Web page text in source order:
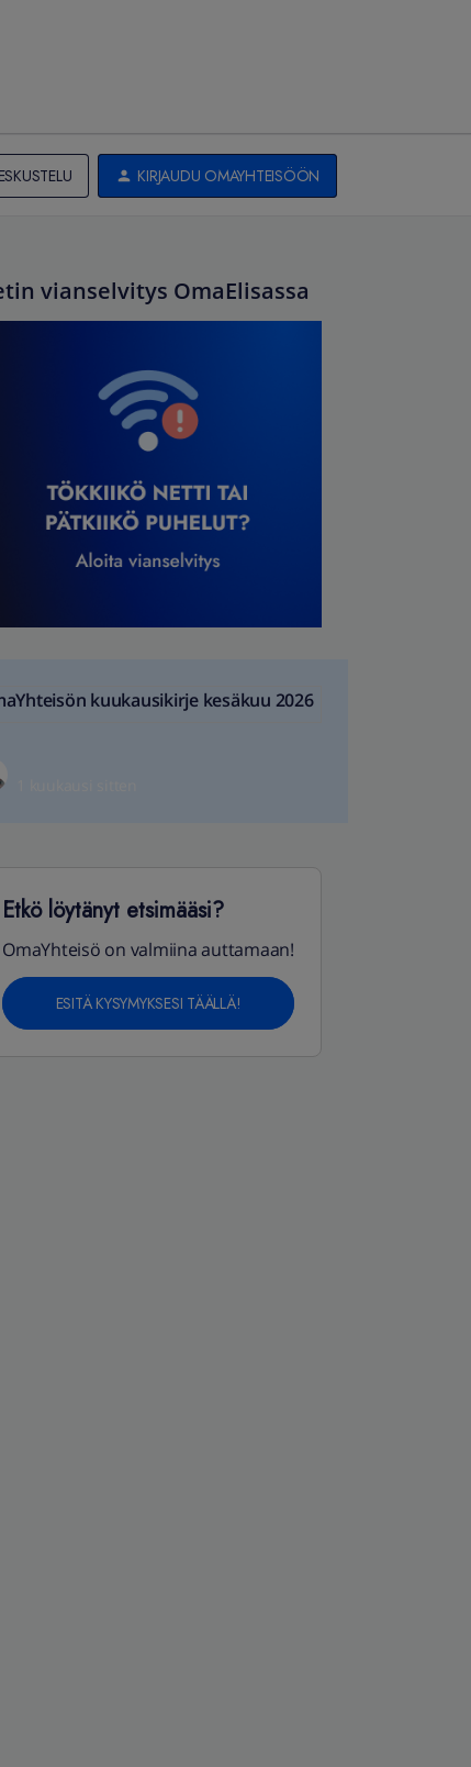
KIRJAUDU OMAYHTEISÖÖN
vianselvitys OmaElisassa
kuukausikirje kesäkuu 2026
Etkö löytänyt etsimääsi?
OmaYhteisö on valmiina auttamaan!
ESITÄ KYSYMYKSESI TÄÄLLÄ!